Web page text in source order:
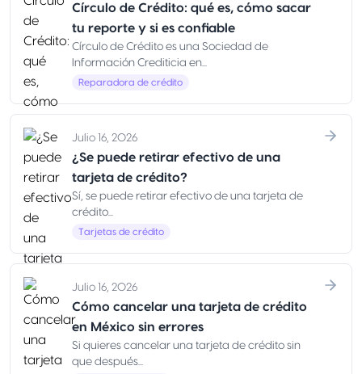
Círculo de Crédito: qué es, cómo sacar
tu reporte y si es confiable
Círculo de Crédito es una Sociedad de
Información Crediticia en...
Reparadora de crédito
Julio 16, 2026
¿Se puede retirar efectivo de una
tarjeta de crédito?
Sí, se puede retirar efectivo de una tarjeta de
crédito...
Tarjetas de crédito
Julio 16, 2026
Cómo cancelar una tarjeta de crédito
en México sin errores
Si quieres cancelar una tarjeta de crédito sin
que después...